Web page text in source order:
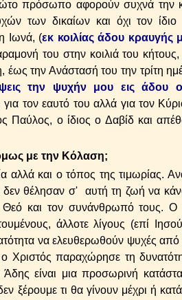
πρόσωπο αφορούν συχνά την
των δικαίων και όχι τον
Ιωνά, (εκ κοιλίας άδου
του στην κοιλιά του
έως την Ανάστασή του την τρίτη
την ψυχήν μου εις άδου
για τον εαυτό του αλλά για τον
ο ίδιος ο Δαβίδ και
με την Κόλαση;
αλλά και ο τόπος της τιμωρίας.
θέλησαν σ' αυτή τη ζωή να
και τον συνάνθρωπό τους. Ο
άλλοτε λίγους (επί
να ελευθερωθούν ψυχές από
Χριστός παραχώρησε τη
είναι μια προσωρινή
ξέρουμε τι θα γίνουν μέχρι ή